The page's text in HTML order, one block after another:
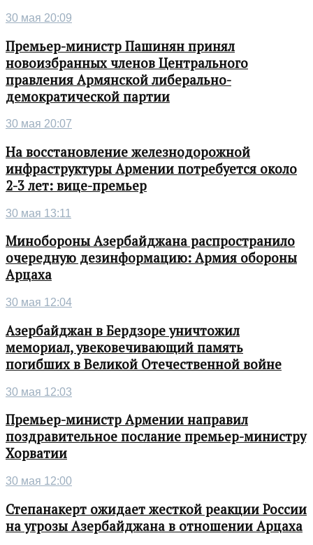
30 мая 20:09
Премьер-министр Пашинян принял
новоизбранных членов Центрального
правления Армянской либерально-
демократической партии
30 мая 20:07
На восстановление железнодорожной
инфраструктуры Армении потребуется около
2-3 лет: вице-премьер
30 мая 13:11
Минобороны Азербайджана распространило
очередную дезинформацию: Армия обороны
Арцаха
30 мая 12:04
Азербайджан в Бердзоре уничтожил
мемориал, увековечивающий память
погибших в Великой Отечественной войне
30 мая 12:03
Премьер-министр Армении направил
поздравительное послание премьер-министру
Хорватии
30 мая 12:00
Степанакерт ожидает жесткой реакции России
на угрозы Азербайджана в отношении Арцаха